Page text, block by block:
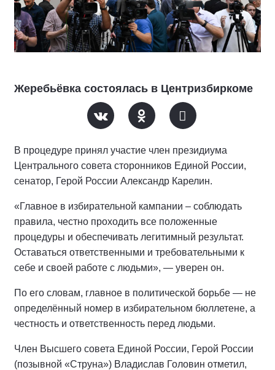
Жеребьёвка состоялась в Центризбиркоме
В процедуре принял участие член президиума
Центрального совета сторонников Единой России,
сенатор, Герой России Александр Карелин.
«Главное в избирательной кампании – соблюдать
правила, честно проходить все положенные
процедуры и обеспечивать легитимный результат.
Оставаться ответственными и требовательными к
себе и своей работе с людьми», — уверен он.
По его словам, главное в политической борьбе — не
определённый номер в избирательном бюллетене, а
честность и ответственность перед людьми.
Член Высшего совета Единой России, Герой России
(позывной «Струна») Владислав Головин отметил,